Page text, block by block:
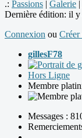
.: Passions | Galerie |
Dernière édition: il y
Connexion ou Créer
gillesF78
Hors Ligne
Membre
Messages :